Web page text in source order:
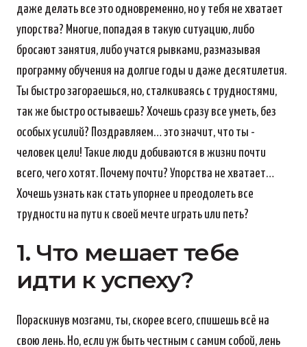
даже делать все это одновременно, но у тебя не хватает
упорства? Многие, попадая в такую ситуацию, либо
бросают занятия, либо учатся рывками, размазывая
программу обучения на долгие годы и даже десятилетия.
Ты быстро загораешься, но, сталкиваясь с трудностями,
так же быстро остываешь? Хочешь сразу все уметь, без
особых усилий? Поздравляем… это значит, что ты -
человек цели! Такие люди добиваются в жизни почти
всего, чего хотят. Почему почти? Упорства не хватает…
Хочешь узнать как стать упорнее и преодолеть все
трудности на пути к своей мечте играть или петь?
1. Что мешает тебе
идти к успеху?
Пораскинув мозгами, ты, скорее всего, спишешь всё на
свою лень. Но, если уж быть честным с самим собой, лень